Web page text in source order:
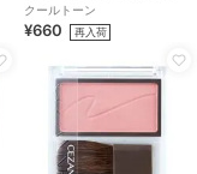
クールトーン
¥660 再入荷